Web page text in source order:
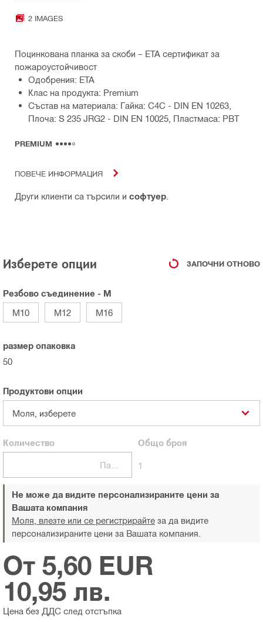
2 IMAGES
Поцинкована планка за скоби – ETA сертификат за
пожароустойчивост
Одобрения: ETA
Клас на продукта: Premium
Състав на материала: Гайка: C4C - DIN EN 10263,
Плоча: S 235 JRG2 - DIN EN 10025, Пластмаса: PBT
PREMIUM
ПОВЕЧЕ ИНФОРМАЦИЯ
Други клиенти са търсили и софтуер
Изберете опции ЗАПОЧНИ ОТНОВО
Резбово съединение - M
M10
M12 M16
размер опаковка
50
Продуктови опции
Моля, изберете
Количество Общо броя
1
Не може да видите персонализираните цени за
Вашата компания
Моля, влезте или се регистрирайте за да видите
персонализираните цени за Вашата компания.
Цена без ДДС след отстъпка
От 5,60 EUR
10,95 лв.